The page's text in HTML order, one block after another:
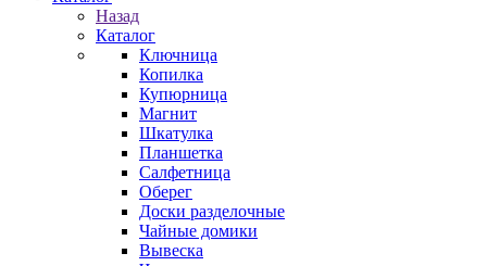
Назад
Каталог
Ключница
Копилка
Купюрница
Магнит
Шкатулка
Планшетка
Салфетница
Оберег
Доски разделочные
Чайные домики
Вывеска